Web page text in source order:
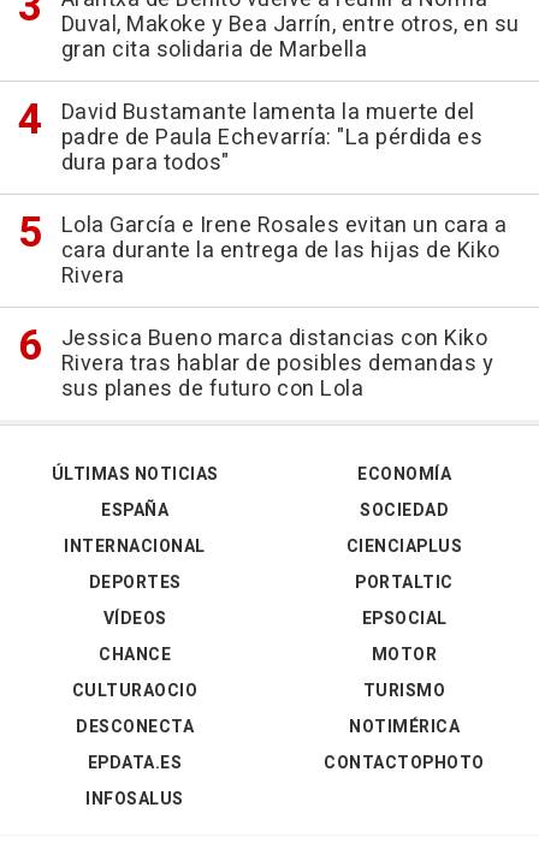
Duval, Makoke y Bea Jarrín, entre otros, en su
gran cita solidaria de Marbella
David Bustamante lamenta la muerte del
padre de Paula Echevarría: "La pérdida es
dura para todos"
Lola García e Irene Rosales evitan un cara a
cara durante la entrega de las hijas de Kiko
Rivera
Jessica Bueno marca distancias con Kiko
Rivera tras hablar de posibles demandas y
sus planes de futuro con Lola
ÚLTIMAS NOTICIAS
ESPAÑA
INTERNACIONAL
DEPORTES
VÍDEOS
ECONOMÍA
SOCIEDAD
CIENCIAPLUS
PORTALTIC
EPSOCIAL
CHANCE
CULTURAOCIO
DESCONECTA
EPDATA.ES
INFOSALUS
MOTOR
TURISMO
NOTIMÉRICA
CONTACTOPHOTO